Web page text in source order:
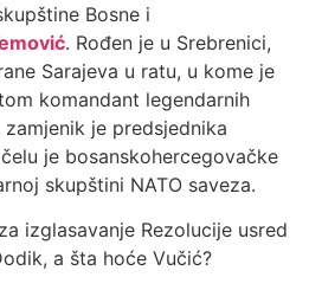
Bosne i
. Rođen je u Srebrenici,
Sarajeva u ratu, u kome je
komandant legendarnih
je predsjednika
je bosanskohercegovačke
skupštini NATO saveza.
izglasavanje Rezolucije usred
a šta hoće Vučić?